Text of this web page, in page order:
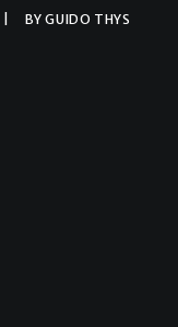
BYGUIDO THYS